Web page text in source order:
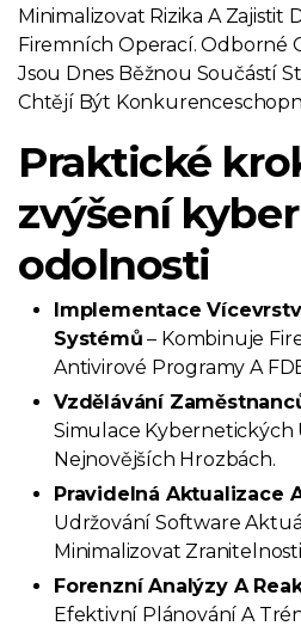
Minimalizovat Rizika A Zajistit
Firemních Operací. Odborné
Jsou Dnes Běžnou Součástí
Chtějí Být
Praktické
zvýšení
odolnosti
Implementace
Systémů – Kombinuje
Antivirové Programy A
Vzdělávání
Simulace Kybernetických
Nejnovějších Hrozbách.
Pravidelná Aktualizace
Udržování Software
Minimalizovat
Forenzní Analýzy A
Efektivní Plánování A